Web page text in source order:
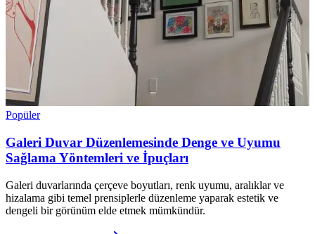
Popüler
Galeri Duvar Düzenlemesinde Denge ve Uyumu
Sağlama Yöntemleri ve İpuçları
Galeri duvarlarında çerçeve boyutları, renk uyumu, aralıklar ve
hizalama gibi temel prensiplerle düzenleme yaparak estetik ve
dengeli bir görünüm elde etmek mümkündür.